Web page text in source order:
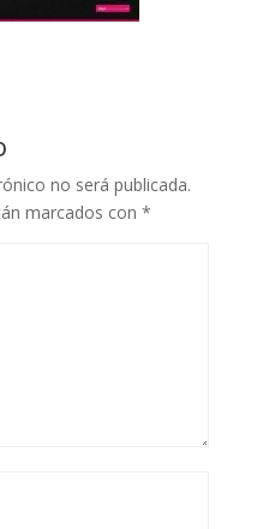
no será publicada.
marcados con *